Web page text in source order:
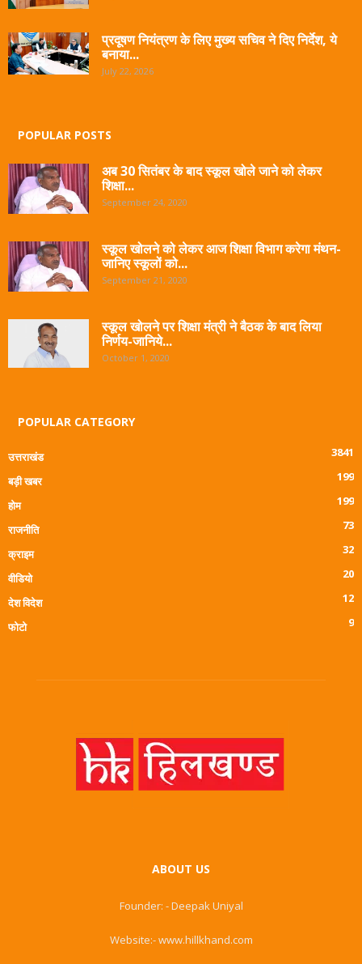
प्रदूषण नियंत्रण के लिए मुख्य सचिव ने दिए निर्देश, ये
बनाया...
July 22, 2026
POPULAR POSTS
अब 30 सितंबर के बाद स्कूल खोले जाने को लेकर
शिक्षा...
September 24, 2020
स्कूल खोलने को लेकर आज शिक्षा विभाग करेगा मंथन-
जानिए स्कूलों को...
September 21, 2020
स्कूल खोलने पर शिक्षा मंत्री ने बैठक के बाद लिया
निर्णय-जानिये...
October 1, 2020
POPULAR CATEGORY
उत्तराखंड
3841
बड़ी खबर
199
होम
199
राजनीति
73
क्राइम
32
वीडियो
20
देश विदेश
12
फोटो
9
ABOUT US
Founder: - Deepak Uniyal
Website:- www.hillkhand.com